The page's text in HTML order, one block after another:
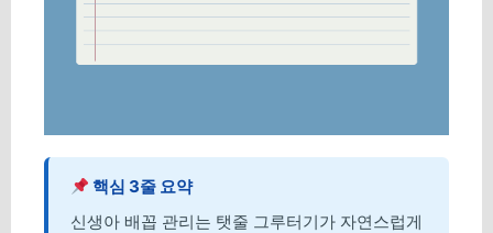
핵심 3줄 요약
신생아 배꼽 관리는 탯줄 그루터기가 자연스럽게